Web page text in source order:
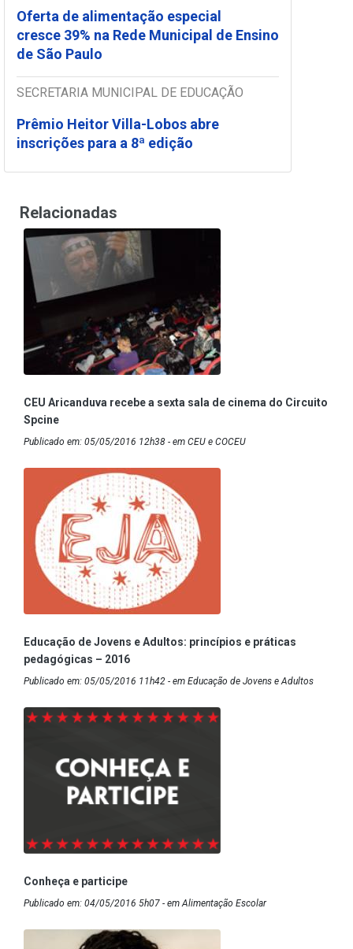
Oferta de alimentação especial
cresce 39% na Rede Municipal de Ensino
de São Paulo
SECRETARIA MUNICIPAL DE EDUCAÇÃO
Prêmio Heitor Villa-Lobos abre
inscrições para a 8ª edição
Relacionadas
CEU Aricanduva recebe a sexta sala de cinema do Circuito
Spcine
Publicado em: 05/05/2016 12h38 - em CEU e COCEU
Educação de Jovens e Adultos: princípios e práticas
pedagógicas – 2016
Publicado em: 05/05/2016 11h42 - em Educação de Jovens e Adultos
Conheça e participe
Publicado em: 04/05/2016 5h07 - em Alimentação Escolar